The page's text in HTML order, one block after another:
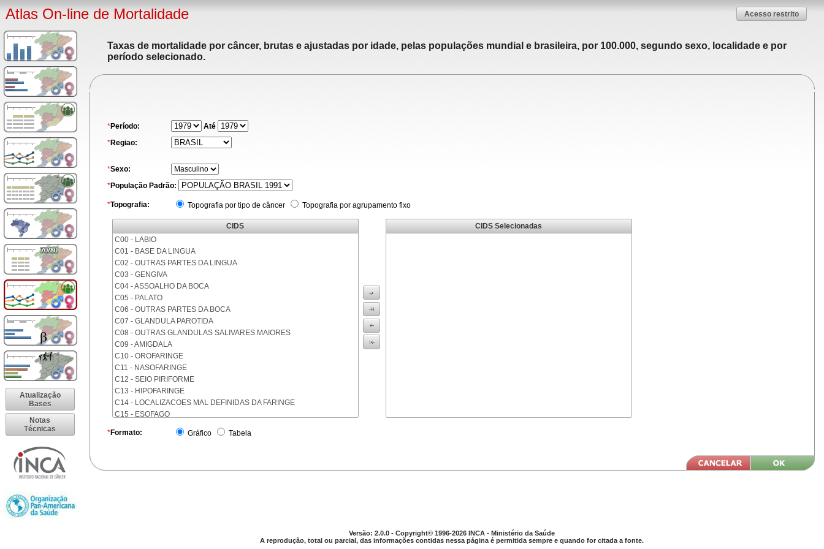
Atlas On-line de Mortalidade Acesso restrito
Atualização
Bases
Notas
Técnicas
Taxas de mortalidade por câncer, brutas e ajustadas por idade, pelas populações mundial e brasileira, por 100.000, segundo sexo, localidade e por
período selecionado.
*Período:
Até
*Regiao:
*Sexo:
*População Padrão:
*Topografia: Topografia por tipo de câncer Topografia por agrupamento fixo
CIDS
C00 - LABIO
C01 - BASE DA LINGUA
C02 - OUTRAS PARTES DA LINGUA
C03 - GENGIVA
C04 - ASSOALHO DA BOCA
C05 - PALATO
C06 - OUTRAS PARTES DA BOCA
C07 - GLANDULA PAROTIDA
C08 - OUTRAS GLANDULAS SALIVARES MAIORES
C09 - AMIGDALA
C10 - OROFARINGE
C11 - NASOFARINGE
C12 - SEIO PIRIFORME
C13 - HIPOFARINGE
C14 - LOCALIZACOES MAL DEFINIDAS DA FARINGE
C15 - ESOFAGO
C17 - INTESTINO DELGADO
C20 - RETO
C26 - LOCALIZACOES MAL DEFINIDAS NO APARELHO DIGESTIVO
CIDS Selecionadas
*Formato: Gráfico Tabela
Versão: 2.0.0 - Copyright© 1996-2026 INCA - Ministério da Saúde
A reprodução, total ou parcial, das informações contidas nessa página é permitida sempre e quando for citada a fonte.